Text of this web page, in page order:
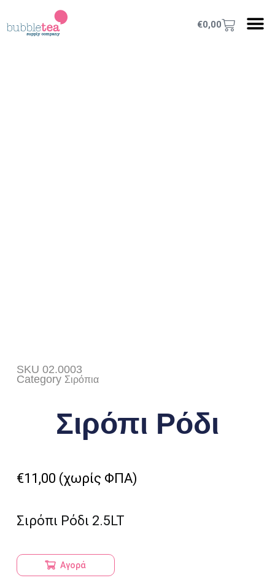
€0,00
SKU 02.0003
Category Σιρόπια
Σιρόπι Ρόδι
€11,00 (χωρίς ΦΠΑ)
Σιρόπι Ρόδι 2.5LT
Αγορά